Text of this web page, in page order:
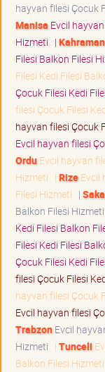
hayvan filesi Çocuk
Manisa Evcil
Hizmeti |
Filesi Balkon Filesi
Filesi Kedi Filesi
Çocuk Filesi Kedi
filesi Çocuk Filesi
hayvan filesi Çocuk
Evcil hayvan filesi
OrduEvcil hayvan
Hizmeti | RizeEvcil
Filesi Hizmeti |
Balkon Filesi Hizmeti
Kedi Filesi Balkon
Filesi Kedi Filesi
Çocuk Filesi Kedi
filesi Çocuk Filesi
hayvan filesi Çocuk
Evcil hayvan filesi
TrabzonEvcil
Hizmeti | Tunceli
Balkon Filesi Hizmeti